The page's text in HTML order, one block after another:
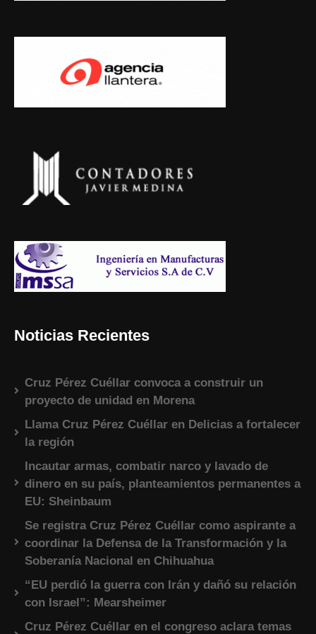
Noticias Recientes
Cruz Pérez Cuéllar convoca a construir un
proyecto de unidad en Morena
Llama Cruz Pérez Cuéllar en Delicias a fortalecer
la región
Incautar armas, combatir narco y lavado de
dinero en su país, planteamientos permanentes a
EU: Sheinbaum
Se registra Cruz Pérez Cuéllar como aspirante a
coordinar la Defensa de la Transformación y la
Soberanía Nacional en Chihuahua
“EU perdió la guerra con Irán y dañó su relación
con Israel”: Mearsheimer
Cruz Pérez Cuéllar en el congreso aclara temas